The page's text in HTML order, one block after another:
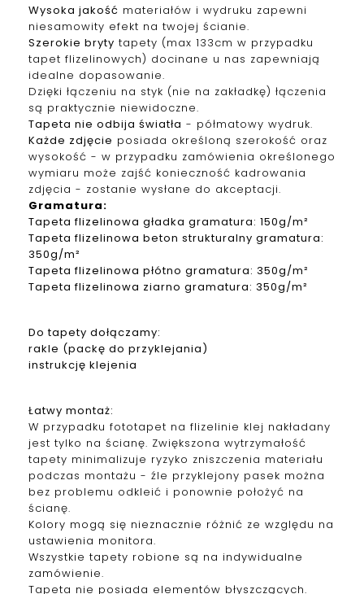
Wysoka jakość materiałów i wydruku zapewni
niesamowity efekt na twojej ścianie.
Szerokie bryty tapety (max 133cm w przypadku
tapet flizelinowych) docinane u nas zapewniają
idealne dopasowanie.
Dzięki łączeniu na styk (nie na zakładkę) łączenia
są praktycznie niewidoczne.
Tapeta nie odbija światła - półmatowy wydruk.
Każde zdjęcie posiada określoną szerokość oraz
wysokość - w przypadku zamówienia określonego
wymiaru może zajść konieczność kadrowania
zdjęcia - zostanie wysłane do akceptacji.
Gramatura:
Tapetaflizelinowa gładka gramatura: 150g/m²
Tapetaflizelinowa beton strukturalny gramatura:
350g/m²
Tapetaflizelinowa płótno gramatura: 350g/m²
Tapetaflizelinowa ziarno gramatura: 350g/m²
Do tapety dołączamy:
rakle (packę do przyklejania)
instrukcję klejenia
Łatwy montaż:
W przypadku fototapet na flizelinie klej nakładany
jest tylko na ścianę. Zwiększona wytrzymałość
tapety minimalizuje ryzyko zniszczenia materiału
podczas montażu - źle przyklejony pasek można
bez problemu odkleić i ponownie położyć na
ścianę.
Kolory mogą się nieznacznie różnić ze względu na
ustawienia monitora.
Wszystkie tapety robione są na indywidualne
zamówienie.
Tapeta nie posiada elementów błyszczących.